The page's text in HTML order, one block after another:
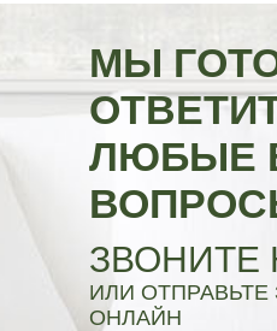
МЫ
ЛЮБЫЕ
ЗВОНИТЕ
ИЛИ ОТПРАВЬТЕ
ОНЛАЙН